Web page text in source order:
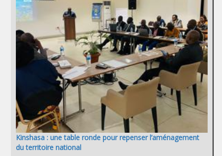
Kinshasa : une table ronde pour repenser l’aménagement
du territoire national